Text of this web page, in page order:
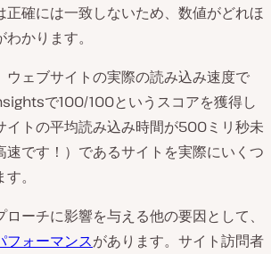
正確には一致しないため、数値がどれほ
かります。
ウェブサイトの実際の読み込み速度で
で100/100というスコアを獲得し
イトの平均読み込み時間が500ミリ秒未
速です！）であるサイトを実際にいくつ
。
ーチに影響を与える他の要因として、
フォーマンスがあります。サイト訪問者